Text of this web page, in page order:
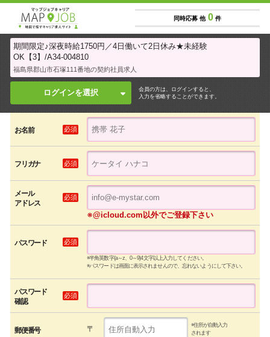
同時応募 他 0 件
期間限定♪深夜時給1750円／4日働いて2日休み★未経験
OK【3】/A34-004810
福島県郡山市石塚111番地の契約社員求人
ログインを選択
会員の方は、ログインすると、
入力を省略することができます。
お名前 必須
フリガナ 必須
メール
アドレス
必須
※@icloud.com以外でご登録下さい
パスワード 必須
※半角英数字(a～z、0～9)4文字以上入力してください。
※パスワードは画面に表示されませんので、忘れないようにして下さい。
パスワード
確認
必須
郵便番号 〒
※住所が自動入力
されます